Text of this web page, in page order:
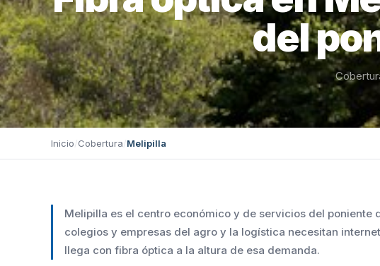
del
Inicio/Cobertura/Melipilla
Melipilla es el centro económico y de servicios del poniente
colegios y empresas del agro y la logística necesitan
llega con fibra óptica a la altura de esa demanda.